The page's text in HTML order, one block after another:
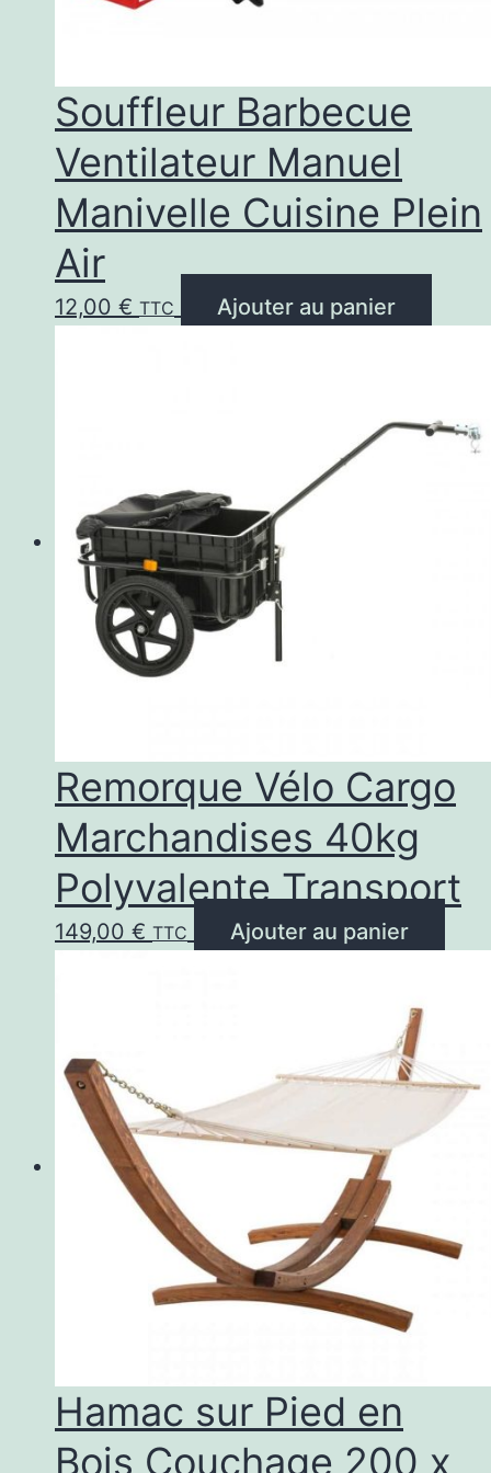
Souffleur Barbecue
Ventilateur Manuel
Manivelle Cuisine Plein
Air
12,00 € TTC Ajouter au panier
Remorque Vélo Cargo
Marchandises 40kg
Polyvalente Transport
149,00 € TTC Ajouter au panier
Hamac sur Pied en
Bois Couchage 200 x